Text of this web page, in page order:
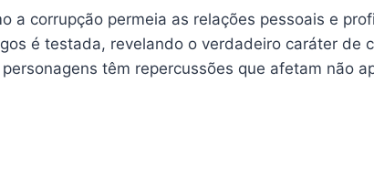
a corrupção permeia as relações pessoais e
é testada, revelando o verdadeiro caráter de
têm repercussões que afetam não